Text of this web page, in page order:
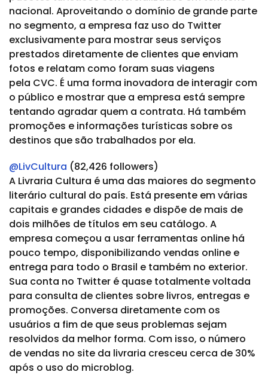
nacional. Aproveitando o domínio de grande parte
no segmento, a empresa faz uso do Twitter
exclusivamente para mostrar seus serviços
prestados diretamente de clientes que enviam
fotos e relatam como foram suas viagens
pela CVC. É uma forma inovadora de interagir com
o público e mostrar que a empresa está sempre
tentando agradar quem a contrata. Há também
promoções e informações turísticas sobre os
destinos que são trabalhados por ela.
@LivCultura (82,426 followers)
A Livraria Cultura é uma das maiores do segmento
literário cultural do país. Está presente em várias
capitais e grandes cidades e dispõe de mais de
dois milhões de títulos em seu catálogo. A
empresa começou a usar ferramentas online há
pouco tempo, disponibilizando vendas online e
entrega para todo o Brasil e também no exterior.
Sua conta no Twitter é quase totalmente voltada
para consulta de clientes sobre livros, entregas e
promoções. Conversa diretamente com os
usuários a fim de que seus problemas sejam
resolvidos da melhor forma. Com isso, o número
de vendas no site da livraria cresceu cerca de 30%
após o uso do microblog.